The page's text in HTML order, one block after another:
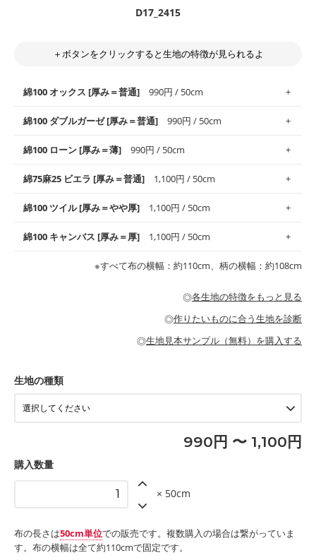
D17_2415
＋ボタンをクリックすると生地の特徴が見られるよ
綿100 オックス [厚み＝普通] 990円 / 50cm
使いやすさNo.1！しなやかさと適度な張りを併せ持ち、通気性の
高さがオックス生地の特徴です。当サイトのオックス生地は、
般にお使いいただけます。
※レッスンバッグ、上履き袋などの通園通学グッズにはツイル生
・布団カバーなどの寝具、カーテン
綿100 ダブルガーゼ [厚み＝普通] 990円 / 50cm
柔らかくふんわりとした肌触りが特徴です。ベビー用品やハンカ
チなど直接肌に触れるアイテムに最適です。高い吸湿性・通気性
す。
・スタイ、おくるみなどのベビーグッズ
・ブラウス、チュニック、ワンピースなどの洋服
・パジャマなどの寝具
綿100 ローン [厚み＝薄] 990円 / 50cm
上質で薄手の平織りの生地です。軽やかさとなめらかな手触りの
良さが魅力。透け感があるので、涼しげなトップスなどに最適で
・ブラウス、シャツ、チュニックなどのトップス
綿75麻25 ビエラ [厚み＝普通] 1,100円 / 50cm
コットン75％リネン25％の当店のビエラ生地は、オックス生地よ
りもふんわりとした柔らかい質感と適度な落ち感を感じられるの
綿100 ツイル [厚み＝やや厚] 1,100円 / 50cm
綾織りの生地です。しっかりとした張りと厚みがありながらも柔
らかいのが特徴です。生地の厚みは中厚手です。1枚でも透け感
・レッスンバッグ、上履き袋などの通園通学グッズ
・カーテン、エプロン、テーブルクロスなどの暮らしのアイテム
・パンツ、タックスカートなどのボトムス
もっと詳しく見る
綿100 キャンバス [厚み＝厚] 1,100円 / 50cm
当店のキャンバス生地は、11号帆布相当の厚みです。 丈夫で高い
耐久性があります。トートバッグ・ポーチ・ペンケースなどの布
小物、インテリア用品に向いています。
・工作用エプロン
もっと詳しく見る
※すべて布の横幅：約110cm、柄の横幅：約108cm
◎各生地の特徴をもっと見る
◎作りたいものに合う生地を診断
◎生地見本サンプル（無料）を購入する
生地の種類
990円 〜 1,100円
購入数量
× 50cm
布の長さは50cm単位での販売です。複数購入の場合は繋がっていま
す。布の横幅は全て約110cmで固定です。